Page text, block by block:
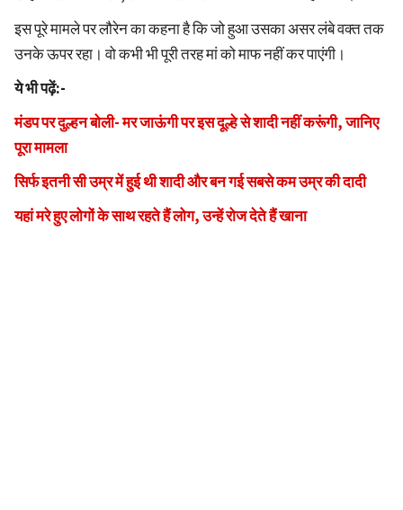
इस पूरे मामले पर लौरेन का कहना है कि जो हुआ उसका असर लंबे वक्त तक
उनके ऊपर रहा। वो कभी भी पूरी तरह मां को माफ नहीं कर पाएंगी।
ये भी पढ़ें:-
मंडप पर दुल्हन बोली- मर जाऊंगी पर इस दूल्हे से शादी नहीं करूंगी, जानिए
पूरा मामला
सिर्फ इतनी सी उम्र में हुई थी शादी और बन गई सबसे कम उम्र की दादी
यहां मरे हुए लोगों के साथ रहते हैं लोग, उन्हें रोज देते हैं खाना